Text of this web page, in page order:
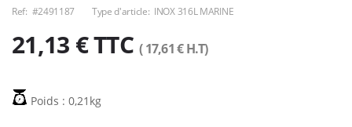
L90cm H75cm Fond
Crédence ALU
aspect Inox
83,24€
Fond de hotte //
Ref: #2491187 Type d'article: INOX 316L MARINE
21,13 € TTC ( 17,61 € H.T)
Poids : 0,21kg